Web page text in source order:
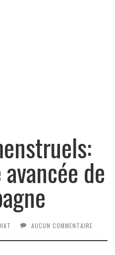
de
AUCUN COMMENTAIRE